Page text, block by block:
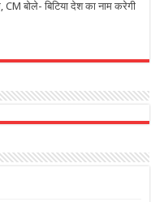
बोले- बिटिया देश का नाम करेगी